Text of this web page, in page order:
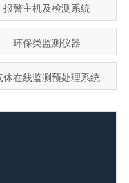
报警主机及检测系统
环保类监测仪器
体在线监测预处理系统